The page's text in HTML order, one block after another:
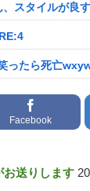
スタイルが良
ったら死亡
Facebook
お送りします